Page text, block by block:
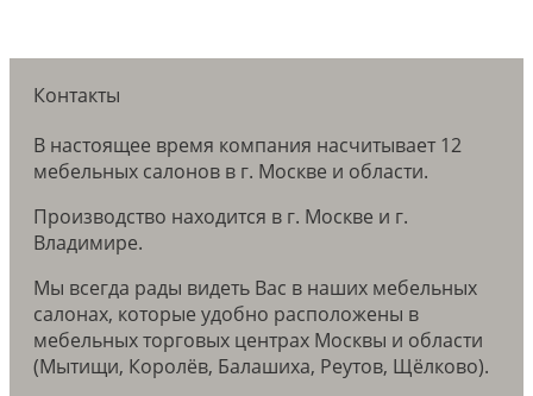
Контакты
В настоящее время компания насчитывает 12
мебельных салонов в г. Москве и области.
Производство находится в г. Москве и г.
Владимире.
Мы всегда рады видеть Вас в наших мебельных
салонах, которые удобно расположены в
мебельных торговых центрах Москвы и области
(Мытищи, Королёв, Балашиха, Реутов, Щёлково).